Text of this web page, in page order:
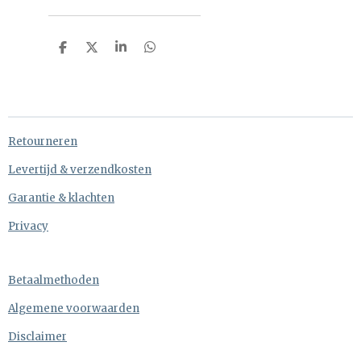
D
D
S
D
Retourneren
Levertijd & verzendkosten
Garantie & klachten
Privacy
Betaalmethoden
Algemene voorwaarden
Disclaimer